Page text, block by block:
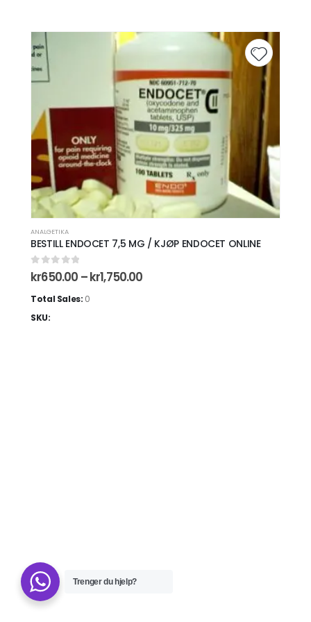
Add to
wishlist
Dette
produktet
har
flere
Alternativene
kan
velges
på
produktsiden
ANALGETIKA
BESTILL ENDOCET 7,5 MG / KJØP ENDOCET ONLINE
0 out of 5
kr650.00 –kr1,750.00Prisområde:
Total Sales: 0
SKU:
Trenger du hjelp?